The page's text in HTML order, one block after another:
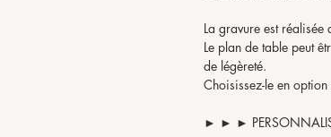
La gravure est
Le plan de table peut
de légèreté.
Choisissez-le en
► ► ►